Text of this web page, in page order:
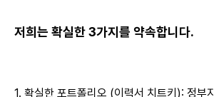
저희는 확실한 3가지를 약속합니다.
1. 확실한 포트폴리오 (이력서 치트키): 정부